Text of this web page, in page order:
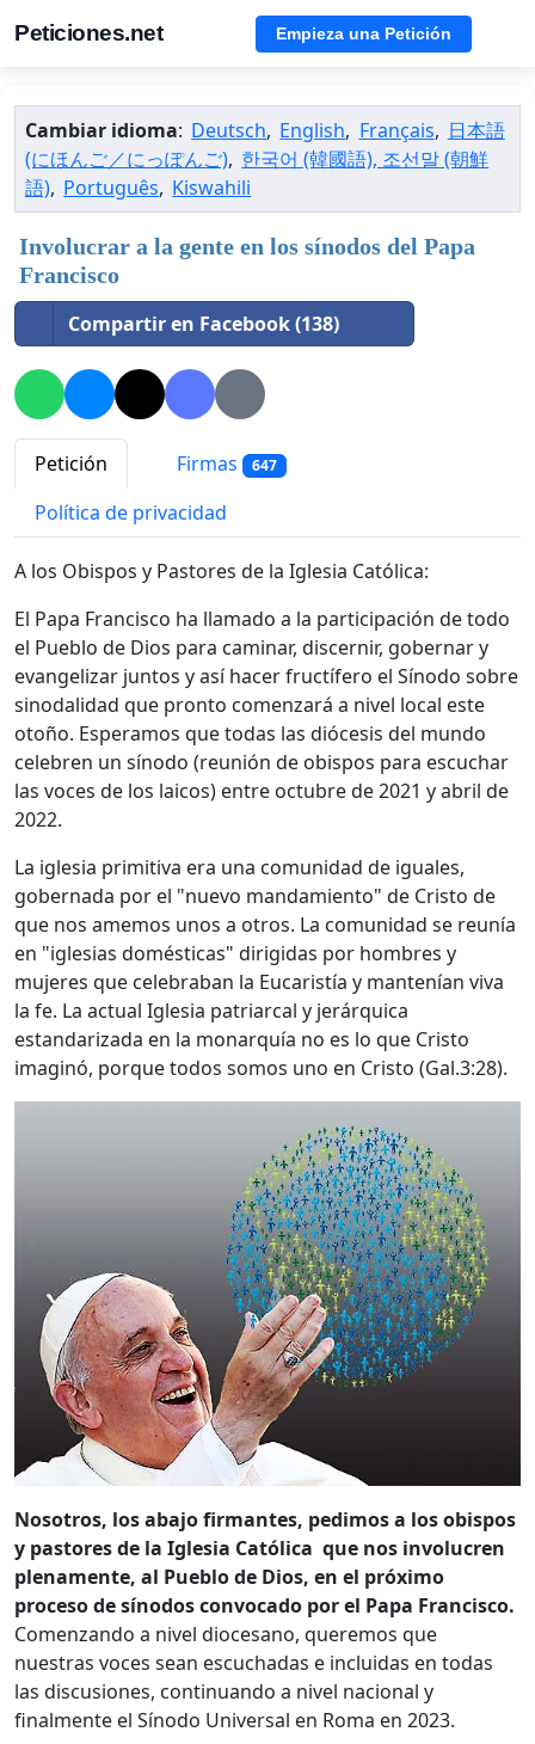
Peticiones.net Empieza una Petición
Cambiar idioma: Deutsch, English, Français, 日本語
(にほんご／にっぽんご), 한국어 (韓國語), 조선말 (朝鮮
語), Português, Kiswahili
Involucrar a la gente en los sínodos del Papa
Francisco
Compartir en Facebook (138)
Petición Firmas 647
Política de privacidad
A los Obispos y Pastores de la Iglesia Católica:
El Papa Francisco ha llamado a la participación de todo
el Pueblo de Dios para caminar, discernir, gobernar y
evangelizar juntos y así hacer fructífero el Sínodo sobre
sinodalidad que pronto comenzará a nivel local este
otoño. Esperamos que todas las diócesis del mundo
celebren un sínodo (reunión de obispos para escuchar
las voces de los laicos) entre octubre de 2021 y abril de
2022.
La iglesia primitiva era una comunidad de iguales,
gobernada por el "nuevo mandamiento" de Cristo de
que nos amemos unos a otros. La comunidad se reunía
en "iglesias domésticas" dirigidas por hombres y
mujeres que celebraban la Eucaristía y mantenían viva
la fe. La actual Iglesia patriarcal y jerárquica
estandarizada en la monarquía no es lo que Cristo
imaginó, porque todos somos uno en Cristo (Gal.3:28).
Nosotros, los abajo firmantes, pedimos a los obispos
y pastores de la Iglesia Católica que nos involucren
plenamente, al Pueblo de Dios, en el próximo
proceso de sínodos convocado por el Papa Francisco.
Comenzando a nivel diocesano, queremos que
nuestras voces sean escuchadas e incluidas en todas
las discusiones, continuando a nivel nacional y
finalmente el Sínodo Universal en Roma en 2023.